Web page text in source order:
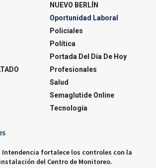
NUEVO BERLÍN
Oportunidad Laboral
Policiales
Política
Portada Del Día De Hoy
Profesionales
Salud
Semaglutide Online
Tecnología
Intendencia fortalece los controles con la
del Centro de Monitoreo.